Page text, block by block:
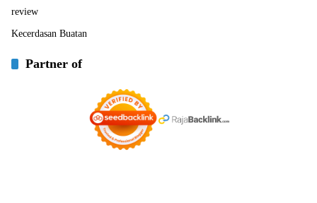
review
Kecerdasan Buatan
Partner of